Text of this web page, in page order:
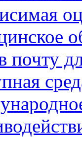
почту